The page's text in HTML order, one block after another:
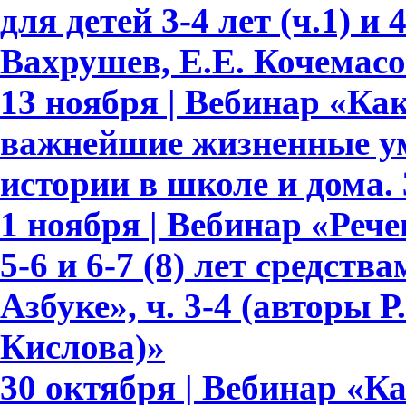
для детей 3-4 лет (ч.1)
Вахрушев, Е.Е.
13 ноября | Вебинар
важнейшие жизненные
истории в школе и дома.
1 ноября | Вебинар
5-6 и 6-7 (8) лет
Азбуке», ч. 3-4 (авторы
Кислова)»
30 октября | Вебинар